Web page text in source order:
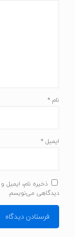
نام *
ایمیل*
ذخیره نام، ایمیل
دیدگاهی می‌نویسم.